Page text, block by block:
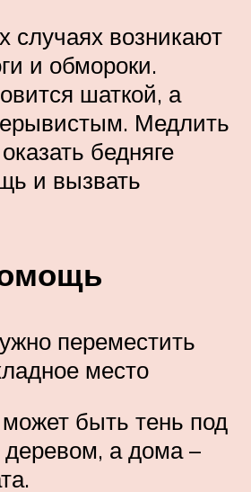
случаях возникают
и обмороки.
шаткой, а
Медлить
бедняге
и вызвать
переместить
место
быть тень под
а дома –